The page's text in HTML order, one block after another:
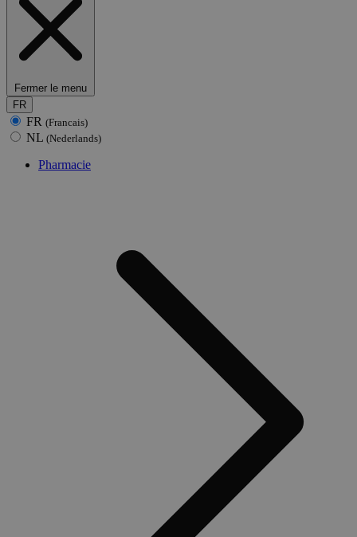
Fermer le menu
FR
FR (Francais)
NL (Nederlands)
Pharmacie